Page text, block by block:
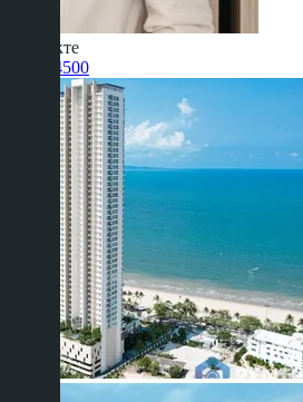
объекте
80 006 4500